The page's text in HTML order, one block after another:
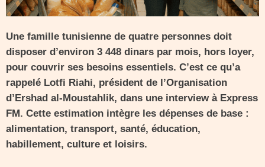
Une famille tunisienne de quatre personnes doit
disposer d’environ 3 448 dinars par mois, hors loyer,
pour couvrir ses besoins essentiels. C’est ce qu’a
rappelé Lotfi Riahi, président de l’Organisation
d’Ershad al-Moustahlik, dans une interview à Express
FM. Cette estimation intègre les dépenses de base :
alimentation, transport, santé, éducation,
habillement, culture et loisirs.